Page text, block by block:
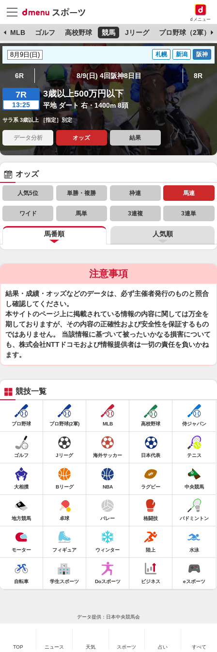
dメニュー
MLB ゴルフ 高校野球 競馬 Jリーグ プロ野球（2軍）
札幌 新潟 阪神
6R 8/9(日) 4回阪神8日目 8R
7R
13:25
3歳以上500万円以下
平地 ダート 右・1400m 8頭
サラ系 3歳以上 ［指定］別定
データ分析 オッズ 結果
オッズ
人気5位 単勝・複勝 枠連 馬連
ワイド 馬単 3連複 3連単
馬番順 人気順
注意事項
結果・成績・オッズなどのデータは、必ず主催者発行のものと照合
し確認してください。
本サイトのページ上に掲載されている情報の内容に関しては万全を
期しておりますが、その内容の正確性および安全性を保証するもの
ではありません。 当該情報に基づいて被ったいかなる損害について
も、株式会社NTTドコモおよび情報提供者は一切の責任を負いかね
ます。
競技一覧
プロ野球 プロ野球(2軍) MLB 高校野球 侍ジャパン
ゴルフ Jリーグ 海外サッカー 日本代表 テニス
大相撲 Bリーグ NBA ラグビー 中央競馬
地方競馬 卓球 バレー 格闘技 バドミントン
モーター フィギュア ウィンター 陸上 水泳
自転車 学生スポーツ Doスポーツ ビジネス eスポーツ
データ提供：日本中央競馬会
TOP ニュース 天気 スポーツ 占い すべて